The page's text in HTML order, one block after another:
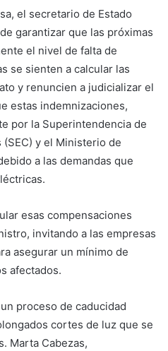
el secretario de Estado
garantizar que las próximas
el nivel de falta de
se sienten a calcular las
y renuncien a judicializar el
estas indemnizaciones,
por la Superintendencia de
y el Ministerio de
a las demandas que
esas compensaciones
invitando a las empresas
asegurar un mínimo de
afectados.
proceso de caducidad
cortes de luz que se
Marta Cabezas,